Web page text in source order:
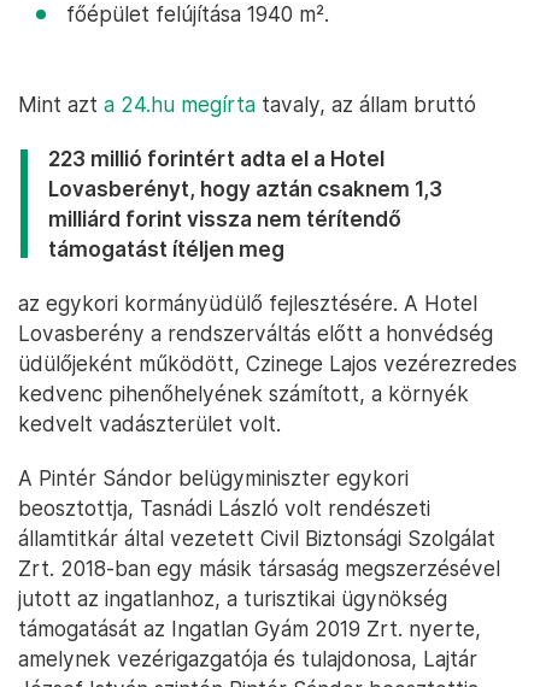
főépület felújítása 1940 m².
Mint azt a 24.hu megírta tavaly, az állam bruttó
223 millió forintért adta el a Hotel
Lovasberényt, hogy aztán csaknem 1,3
milliárd forint vissza nem térítendő
támogatást ítéljen meg
az egykori kormányüdülő fejlesztésére. A Hotel
Lovasberény a rendszerváltás előtt a honvédség
üdülőjeként működött, Czinege Lajos vezérezredes
kedvenc pihenőhelyének számított, a környék
kedvelt vadászterület volt.
A Pintér Sándor belügyminiszter egykori
beosztottja, Tasnádi László volt rendészeti
államtitkár által vezetett Civil Biztonsági Szolgálat
Zrt. 2018-ban egy másik társaság megszerzésével
jutott az ingatlanhoz, a turisztikai ügynökség
támogatását az Ingatlan Gyám 2019 Zrt. nyerte,
amelynek vezérigazgatója és tulajdonosa, Lajtár